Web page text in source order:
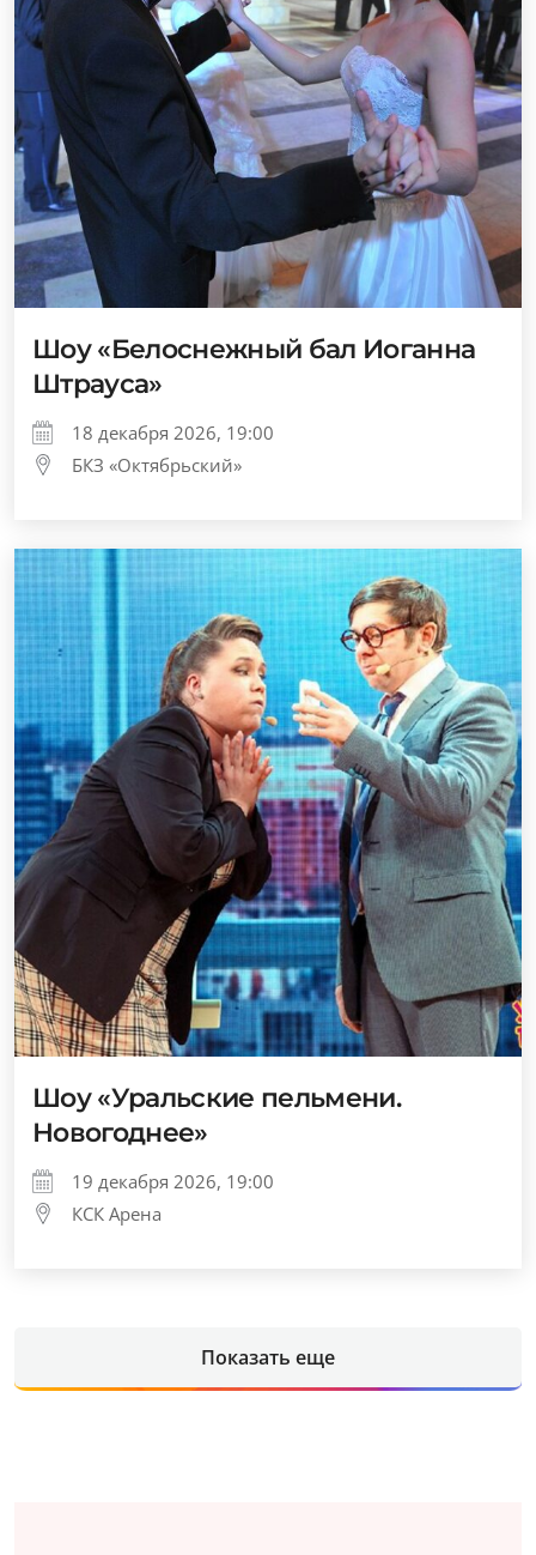
Шоу «Белоснежный бал Иоганна
Штрауса»
18 декабря 2026, 19:00
БКЗ «Октябрьский»
Шоу «Уральские пельмени.
Новогоднее»
19 декабря 2026, 19:00
КСК Арена
Показать еще